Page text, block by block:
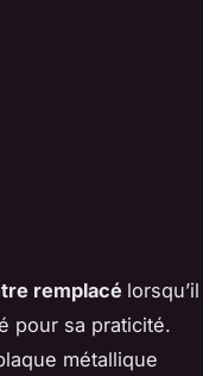
remplacé lorsqu’il
pour sa praticité.
métallique